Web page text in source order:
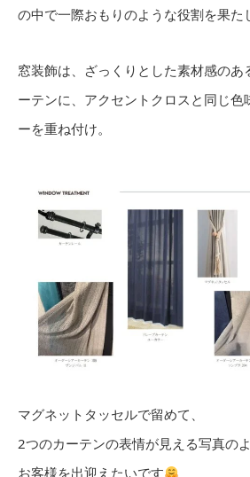
の中で一際おもりのような役割を果た
窓装飾は、ざっくりとした素材感のあ
ーテンに、アクセントクロスと同じ
ーを重ね付け。
マグネットタッセルで留めて、
2つのカーテンの表情が見える写真の
お客様を出迎えたいです